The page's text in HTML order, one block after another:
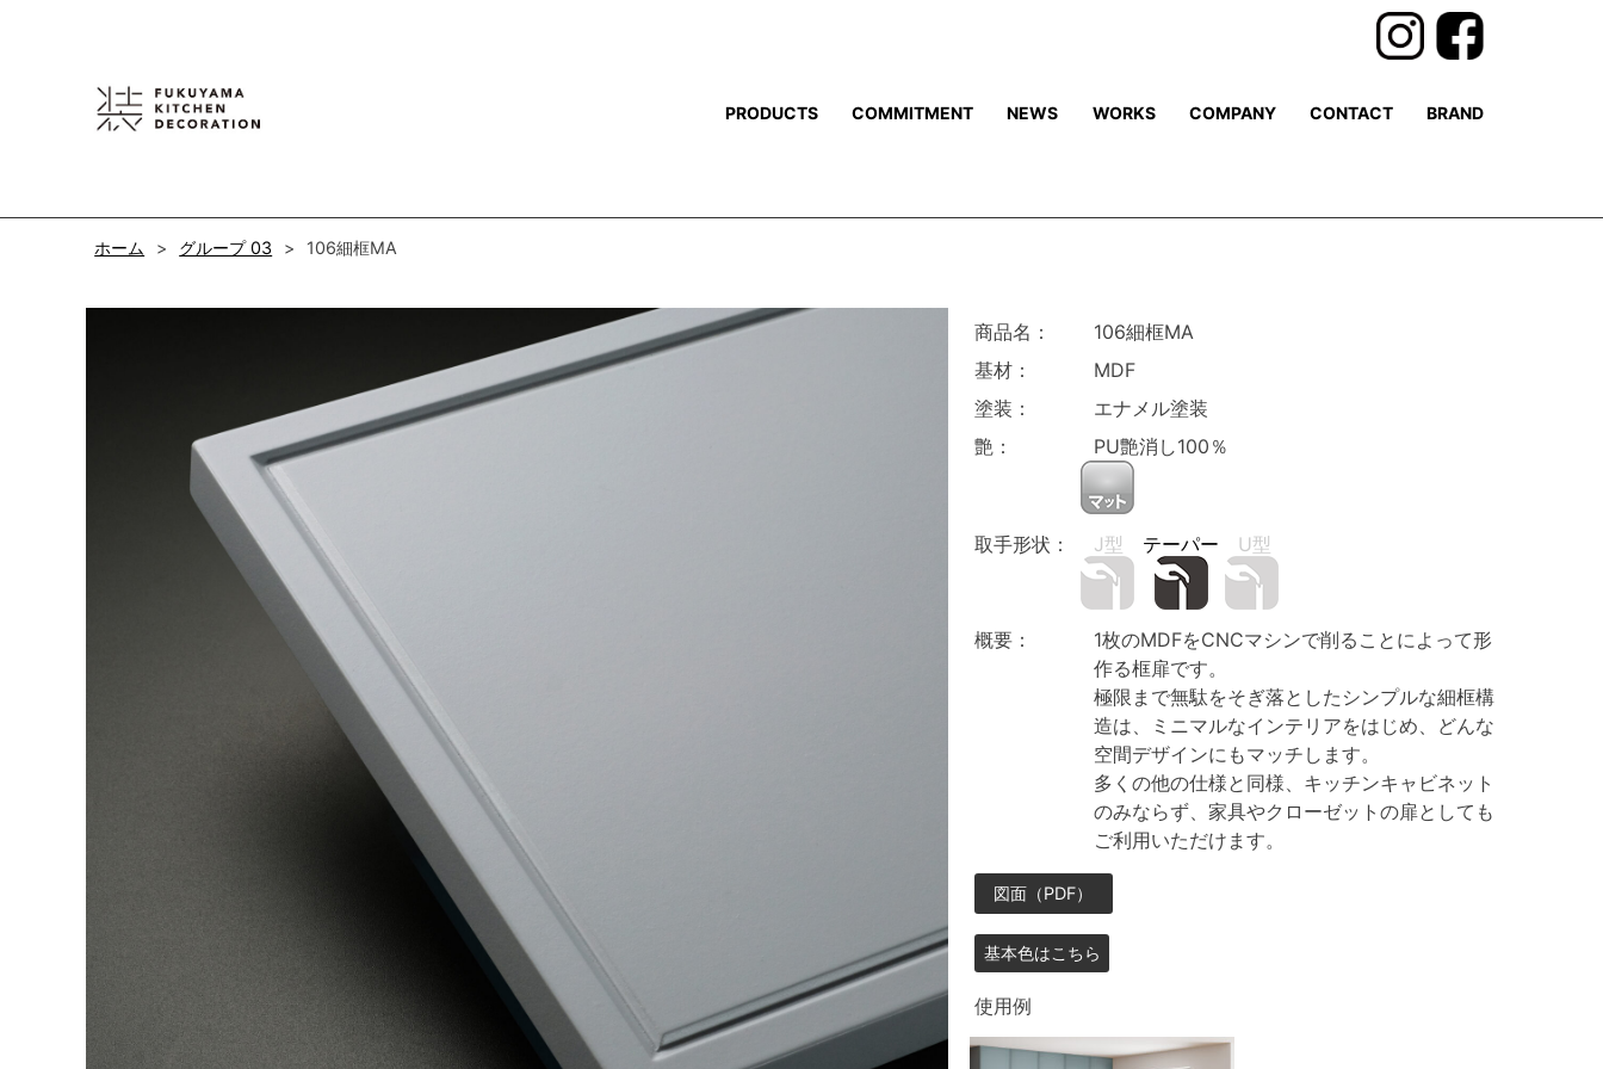
PRODUCTS COMMITMENT NEWS WORKS COMPANY CONTACT BRAND
ホーム グループ 03 106細框MA
商品名：
106細框MA
基材：
MDF
塗装：
エナメル塗装
艶：
PU艶消し100 ％
取手形状： J型 テーパー U型
概要：
1枚のMDFをCNCマシンで削ることによって形
作る框扉です。
極限まで無駄をそぎ落としたシンプルな細框構
造は、ミニマルなインテリアをはじめ、どんな
空間デザインにもマッチします。
多くの他の仕様と同様、キッチンキャビネット
のみならず、家具やクローゼットの扉としても
ご利用いただけます。
図面（PDF）
基本色はこちら
使用例